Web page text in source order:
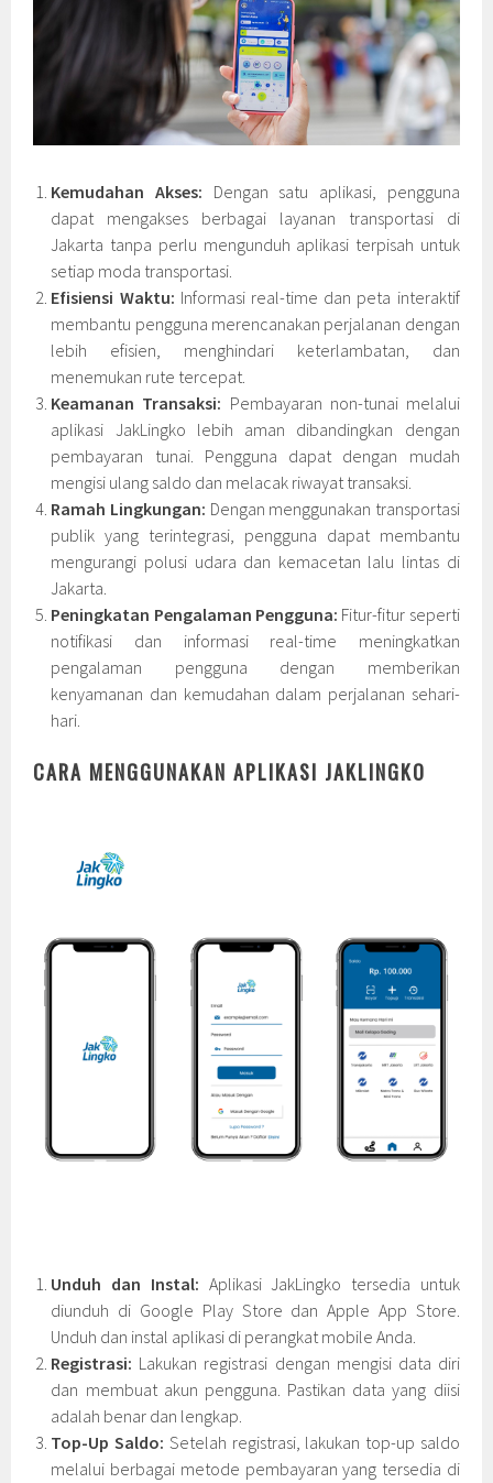
Kemudahan Akses: Dengan satu aplikasi, pengguna
dapat mengakses berbagai layanan transportasi di
Jakarta tanpa perlu mengunduh aplikasi terpisah untuk
setiap moda transportasi.
Efisiensi Waktu: Informasi real-time dan peta interaktif
membantu pengguna merencanakan perjalanan dengan
lebih efisien, menghindari keterlambatan, dan
menemukan rute tercepat.
Keamanan Transaksi: Pembayaran non-tunai melalui
aplikasi JakLingko lebih aman dibandingkan dengan
pembayaran tunai. Pengguna dapat dengan mudah
mengisi ulang saldo dan melacak riwayat transaksi.
Ramah Lingkungan: Dengan menggunakan transportasi
publik yang terintegrasi, pengguna dapat membantu
mengurangi polusi udara dan kemacetan lalu lintas di
Jakarta.
Peningkatan Pengalaman Pengguna: Fitur-fitur seperti
notifikasi dan informasi real-time meningkatkan
pengalaman pengguna dengan memberikan
kenyamanan dan kemudahan dalam perjalanan sehari-
hari.
CARA MENGGUNAKAN APLIKASI JAKLINGKO
Unduh dan Instal: Aplikasi JakLingko tersedia untuk
diunduh di Google Play Store dan Apple App Store.
Unduh dan instal aplikasi di perangkat mobile Anda.
Registrasi: Lakukan registrasi dengan mengisi data diri
dan membuat akun pengguna. Pastikan data yang diisi
adalah benar dan lengkap.
Top-Up Saldo: Setelah registrasi, lakukan top-up saldo
melalui berbagai metode pembayaran yang tersedia di